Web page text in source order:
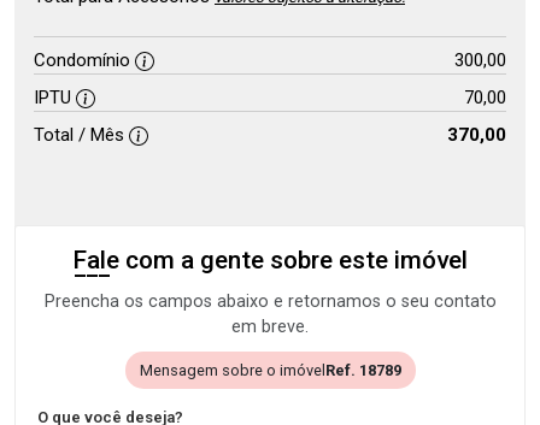
Condomínio
300,00
IPTU
70,00
Total / Mês
370,00
Fale com a gente sobre este imóvel
Preencha os campos abaixo e retornamos o seu contato
em breve.
Mensagem sobre o imóvel Ref. 18789
O que você deseja?